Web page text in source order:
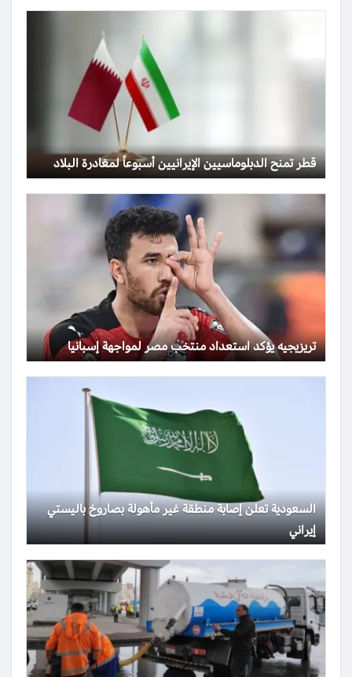
قطر تمنح الدبلوماسيين الإيرانيين أسبوعاً لمغادرة البلاد
تريزيجيه يؤكد استعداد منتخب مصر لمواجهة إسبانيا
السعودية تعلن إصابة منطقة غير مأهولة بصاروخ باليستي
إيراني